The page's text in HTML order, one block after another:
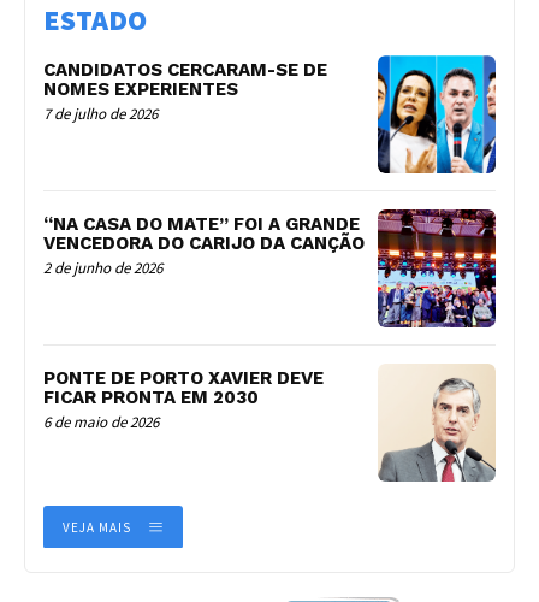
ESTADO
CANDIDATOS CERCARAM-SE DE
NOMES EXPERIENTES
7 de julho de 2026
“NA CASA DO MATE” FOI A GRANDE
VENCEDORA DO CARIJO DA CANÇÃO
2 de junho de 2026
PONTE DE PORTO XAVIER DEVE
FICAR PRONTA EM 2030
6 de maio de 2026
VEJA MAIS